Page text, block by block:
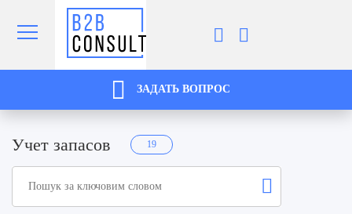
ЗАДАТЬ ВОПРОС
Учет запасов 19